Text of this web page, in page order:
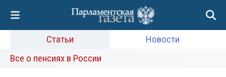
Статьи
Новости
Все о пенсиях в России